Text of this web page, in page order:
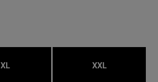
XL XXL